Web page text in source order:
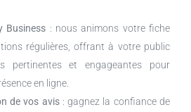
Business : nous animons votre fiche
régulières, offrant à votre public
pertinentes et engageantes pour
en ligne.
de vos avis: gagnez la confiance de